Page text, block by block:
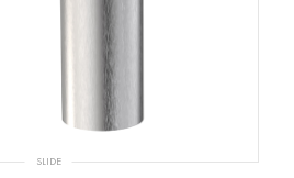
SLIDE